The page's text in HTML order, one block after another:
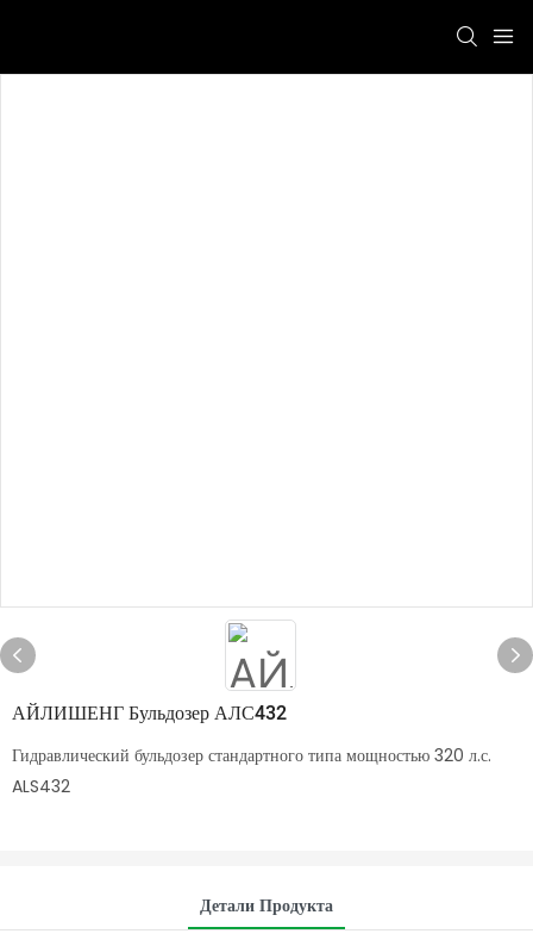
АЙЛИШЕНГ Бульдозер АЛС432
Гидравлический бульдозер стандартного типа мощностью 320 л.с.
ALS432
Детали Продукта